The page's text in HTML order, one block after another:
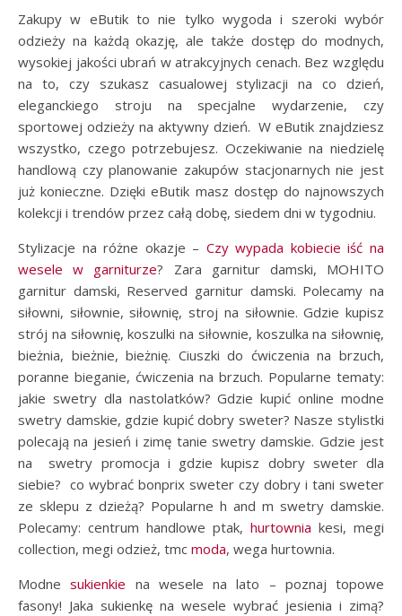
Zakupy w eButik to nie tylko wygoda i szeroki wybór
odzieży na każdą okazję, ale także dostęp do modnych,
wysokiej jakości ubrań w atrakcyjnych cenach. Bez względu
na to, czy szukasz casualowej stylizacji na co dzień,
eleganckiego stroju na specjalne wydarzenie, czy
sportowej odzieży na aktywny dzień. W eButik znajdziesz
wszystko, czego potrzebujesz. Oczekiwanie na niedzielę
handlową czy planowanie zakupów stacjonarnych nie jest
już konieczne. Dzięki eButik masz dostęp do najnowszych
kolekcji i trendów przez całą dobę, siedem dni w tygodniu.
Stylizacje na różne okazje – Czy wypada kobiecie iść na
wesele w garniturze? Zara garnitur damski, MOHITO
garnitur damski, Reserved garnitur damski. Polecamy na
siłowni, siłownie, siłownię, stroj na siłownie. Gdzie kupisz
strój na siłownię, koszulki na siłownie, koszulka na siłownię,
bieżnia, bieżnie, bieżnię. Ciuszki do ćwiczenia na brzuch,
poranne bieganie, ćwiczenia na brzuch. Popularne tematy:
jakie swetry dla nastolatków? Gdzie kupić online modne
swetry damskie, gdzie kupić dobry sweter? Nasze stylistki
polecają na jesień i zimę tanie swetry damskie. Gdzie jest
na swetry promocja i gdzie kupisz dobry sweter dla
siebie? co wybrać bonprix sweter czy dobry i tani sweter
ze sklepu z dzieżą? Popularne h and m swetry damskie.
Polecamy: centrum handlowe ptak, hurtownia kesi, megi
collection, megi odzież, tmc moda, wega hurtownia.
Modnesukienkie na wesele na lato – poznaj topowe
fasony! Jaka sukienkę na wesele wybrać jesienia i zimą?